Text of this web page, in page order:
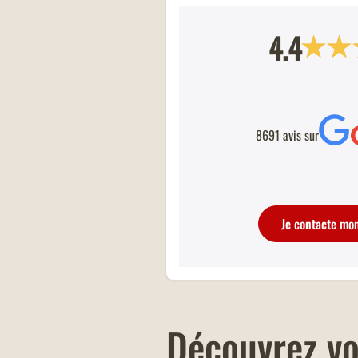
restaurants Buffalo Grill fraîchement
4.4
8691 avis sur
Je contacte
Découvrez